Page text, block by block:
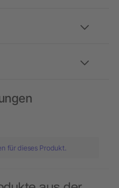
für dieses Produkt.